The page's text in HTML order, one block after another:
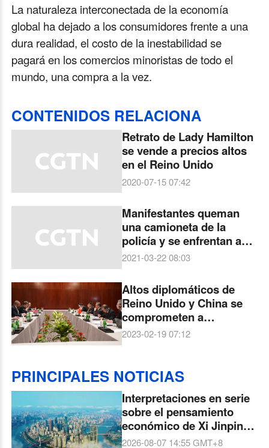
La naturaleza interconectada de la economía
global ha dejado a los consumidores frente a una
dura realidad, el costo de la inestabilidad se
pagará en los comercios minoristas de todo el
mundo, una compra a la vez.
CONTENIDOS RELACIONA
Retrato de Lady Hamilton
se vende a precios altos
en el Reino Unido
2020-07-15 07:42
Manifestantes queman
una camioneta de la
policía y se enfrentan a
oficiales en Bristol, Reino
2021-03-22 08:03
Altos diplomáticos de
Reino Unido y China se
comprometen a
intensificar cooperación
2023-02-19 07:12
PRINCIPALES NOTICIAS
Interpretaciones en serie
sobre el pensamiento
económico de Xi Jinping:
Chongqing se ha
2026-08-07 14:55GMT+8